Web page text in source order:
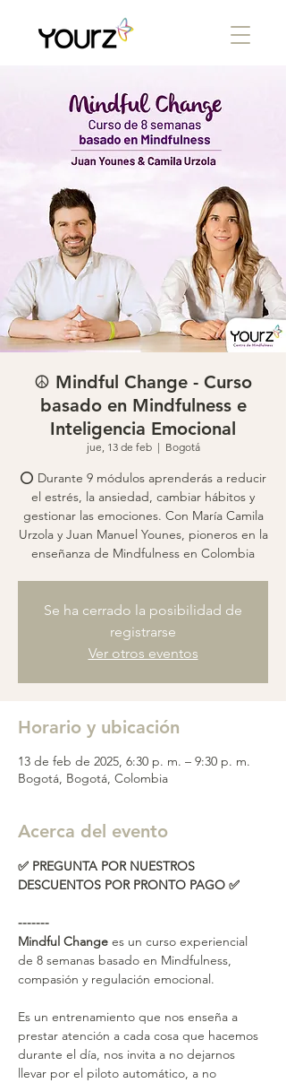
☮️ Mindful Change - Curso
basado en Mindfulness e
Inteligencia Emocional
jue, 13 de feb
  |
Bogotá
⭕️ Durante 9 módulos aprenderás a reducir
el estrés, la ansiedad, cambiar hábitos y
gestionar las emociones. Con María Camila
Urzola y Juan Manuel Younes, pioneros en la
enseñanza de Mindfulness en Colombia
Se ha cerrado la posibilidad de
registrarse
Ver otros eventos
Horario y ubicación
13 de feb de 2025, 6:30 p. m. – 9:30 p. m.
Bogotá, Bogotá, Colombia
Acerca del evento
✅ PREGUNTA POR NUESTROS
DESCUENTOS POR PRONTO PAGO ✅
-------
Mindful Change es un curso experiencial
de 8 semanas basado en Mindfulness,
compasión y regulación emocional.
Es un entrenamiento que nos enseña a
prestar atención a cada cosa que hacemos
durante el día, nos invita a no dejarnos
llevar por el piloto automático, a no